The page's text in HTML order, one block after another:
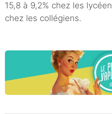
15,8 à 9,2% chez les
chez les collégiens.